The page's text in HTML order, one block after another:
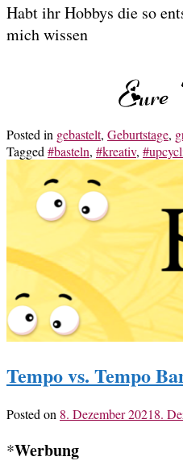
Habt ihr Hobbys die so
mich wissen
Posted in gebastelt, Geburtstage,
Tagged #basteln, #kreativ,
Tempo vs. Tempo
Posted on 8. Dezember 20218.
*Werbung